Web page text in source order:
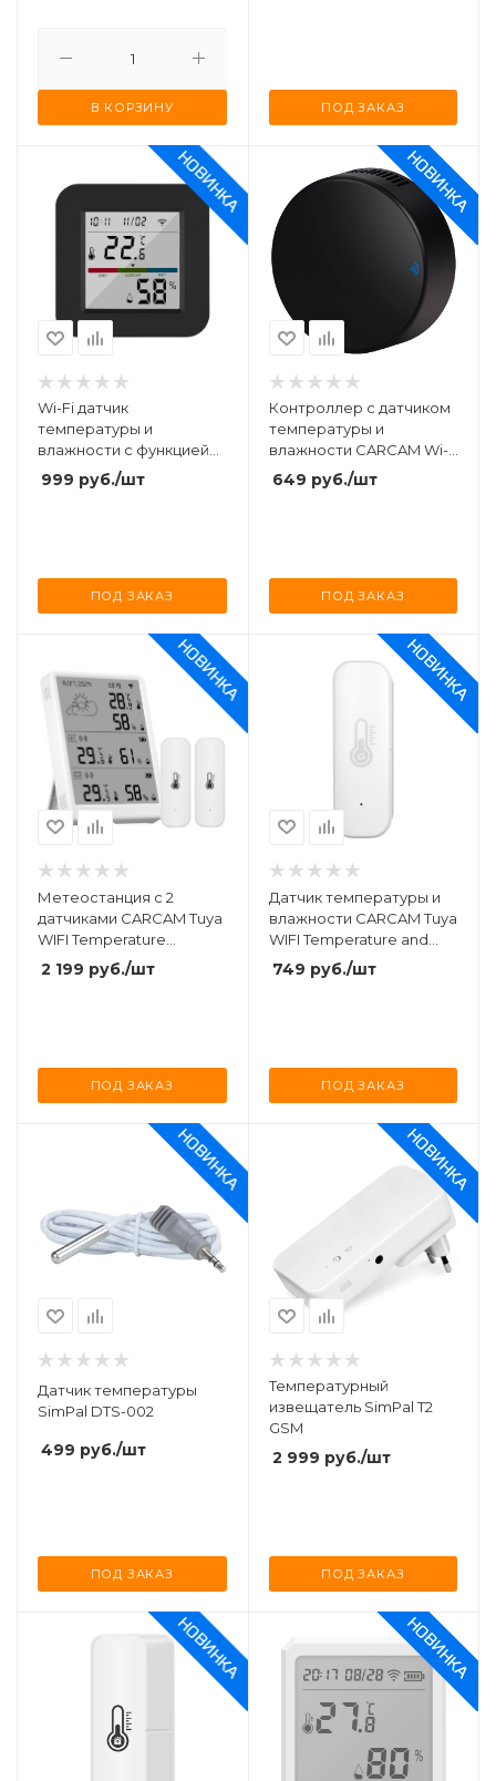
В КОРЗИНУ ПОД ЗАКАЗ
Wi-Fi датчик
температуры и
влажности с функцией
ИК-пульта CARCAM Tuya
WIFI Temperature
999 руб./шт
ПОД ЗАКАЗ
Контроллер с датчиком
температуры и
влажности CARCAM Wi-
Fi Remote Control with
Temperature Humidity
649 руб./шт
ПОД ЗАКАЗ
Метеостанция с 2
датчиками CARCAM Tuya
WIFI Temperature
Humidity Monitor With
Extra Sensor TH16-R2
2 199 руб./шт
ПОД ЗАКАЗ
Датчик температуры и
влажности CARCAM Tuya
WIFI Temperature and
Humidity Sensor TH08
749 руб./шт
ПОД ЗАКАЗ
Датчик температуры
SimPal DTS-002
499 руб./шт
ПОД ЗАКАЗ
Температурный
извещатель SimPal T2
GSM
2 999 руб./шт
ПОД ЗАКАЗ